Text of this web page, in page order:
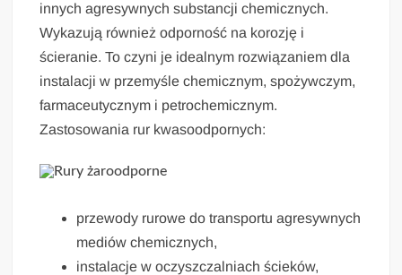
innych agresywnych substancji chemicznych.
Wykazują również odporność na korozję i
ścieranie. To czyni je idealnym rozwiązaniem dla
instalacji w przemyśle chemicznym, spożywczym,
farmaceutycznym i petrochemicznym.
Zastosowania rur kwasoodpornych:
przewody rurowe do transportu agresywnych
mediów chemicznych,
instalacje w oczyszczalniach ścieków,